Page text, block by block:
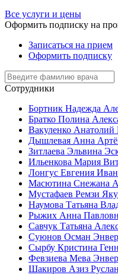
Все услуги и цены
Оформить подписку на
Записаться на прием
Оформить подписку
Сотрудники
Бортник Надежда
Братко Полина
Вакуленко Анатолий
Дышлевая Анна
Зитлаева Эльвина
Ильенкова Мария
Лонгус Евгения
Масютина Снежана
Мустафаев Ремзи
Наумова Татьяна
Рыжих Анна
Савчук Татьяна
Суюнов Осман
Сырбу Кристина
Февзиева Мева
Шакиров Азиз